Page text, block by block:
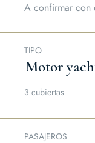
A confirmar con
TIPO
Motor
3 cubiertas
PASAJEROS